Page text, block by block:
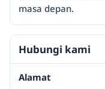
masa depan.
Hubungi kami
Alamat